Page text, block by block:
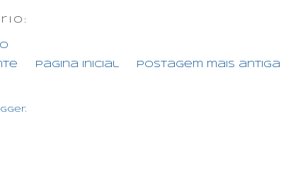
Postagem mais antiga
Página inicial
.